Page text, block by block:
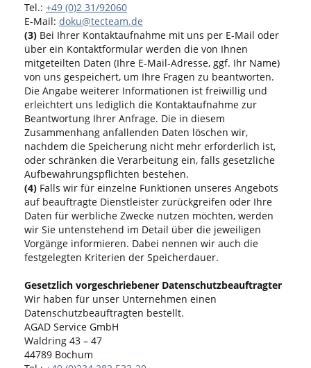
Tel.: +49 (0)2 31/92060
E-Mail: doku@tecteam.de
(3) Bei Ihrer Kontaktaufnahme mit uns per E-Mail oder
über ein Kontaktformular werden die von Ihnen
mitgeteilten Daten (Ihre E-Mail-Adresse, ggf. Ihr Name)
von uns gespeichert, um Ihre Fragen zu beantworten.
Die Angabe weiterer Informationen ist freiwillig und
erleichtert uns lediglich die Kontaktaufnahme zur
Beantwortung Ihrer Anfrage. Die in diesem
Zusammenhang anfallenden Daten löschen wir,
nachdem die Speicherung nicht mehr erforderlich ist,
oder schränken die Verarbeitung ein, falls gesetzliche
Aufbewahrungspflichten bestehen.
(4) Falls wir für einzelne Funktionen unseres Angebots
auf beauftragte Dienstleister zurückgreifen oder Ihre
Daten für werbliche Zwecke nutzen möchten, werden
wir Sie untenstehend im Detail über die jeweiligen
Vorgänge informieren. Dabei nennen wir auch die
festgelegten Kriterien der Speicherdauer.
Gesetzlich vorgeschriebener Datenschutzbeauftragter
Wir haben für unser Unternehmen einen
Datenschutzbeauftragten bestellt.
AGAD Service GmbH
Waldring 43 – 47
44789 Bochum